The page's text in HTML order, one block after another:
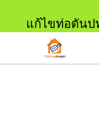
แก้ไขท่อตันป